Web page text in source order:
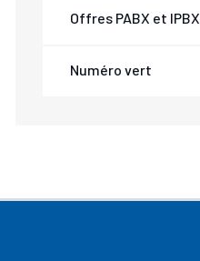
Offres PABX et IPBX
Numéro vert